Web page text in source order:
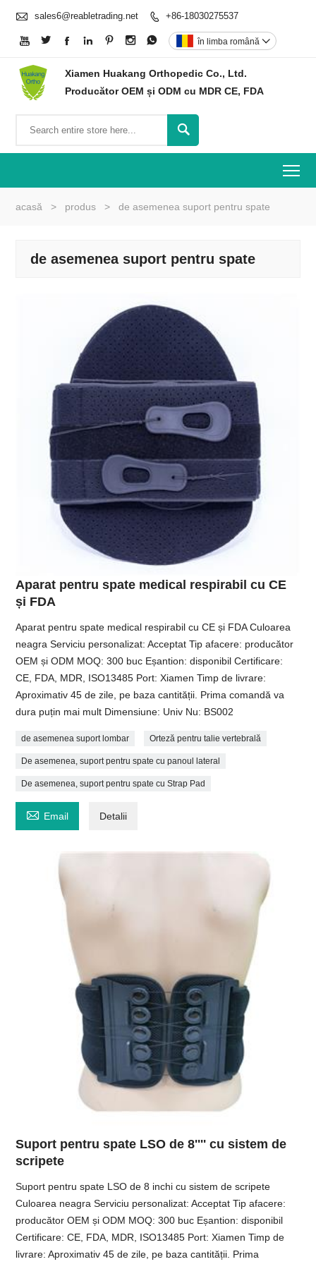
 sales6@reabletrading.net  +86-18030275537
       în limba română 
Xiamen Huakang Orthopedic Co., Ltd.
Producător OEM și ODM cu MDR CE, FDA

acasă > produs > de asemenea suport pentru spate
de asemenea suport pentru spate
Aparat pentru spate medical respirabil cu CE
și FDA
Aparat pentru spate medical respirabil cu CE și FDA Culoarea
neagra Serviciu personalizat: Acceptat Tip afacere: producător
OEM și ODM MOQ: 300 buc Eșantion: disponibil Certificare:
CE, FDA, MDR, ISO13485 Port: Xiamen Timp de livrare:
Aproximativ 45 de zile, pe baza cantității. Prima comandă va
dura puțin mai mult Dimensiune: Univ Nu: BS002
de asemenea suport lombar Orteză pentru talie vertebrală
De asemenea, suport pentru spate cu panoul lateral
De asemenea, suport pentru spate cu Strap Pad
 Email Detalii
Suport pentru spate LSO de 8'''' cu sistem de
scripete
Suport pentru spate LSO de 8 inchi cu sistem de scripete
Culoarea neagra Serviciu personalizat: Acceptat Tip afacere:
producător OEM și ODM MOQ: 300 buc Eșantion: disponibil
Certificare: CE, FDA, MDR, ISO13485 Port: Xiamen Timp de
livrare: Aproximativ 45 de zile, pe baza cantității. Prima